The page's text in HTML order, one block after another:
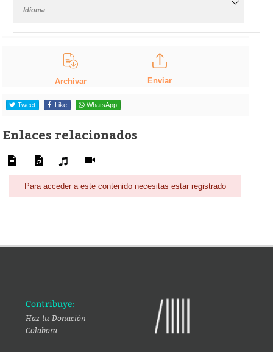
Idioma
Archivar Enviar
Tweet Like WhatsApp
Enlaces relacionados
Para acceder a este contenido necesitas estar registrado
Contribuye:
Haz tu Donación
Colabora